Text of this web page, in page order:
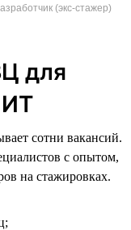
(экс-стажер)
для
ИТ
сотни вакансий.
с опытом,
на стажировках.